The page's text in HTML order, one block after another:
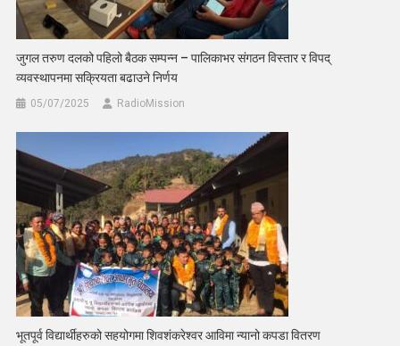
जुगल तरुण दलको पहिलो बैठक सम्पन्न – पालिकाभर संगठन विस्तार र विपद्
व्यवस्थापनमा सक्रियता बढाउने निर्णय
05/07/2025 RadioMission
भूतपूर्व विद्यार्थीहरुको सहयोगमा शिवशंकरेश्वर आविमा न्यानो कपडा वितरण